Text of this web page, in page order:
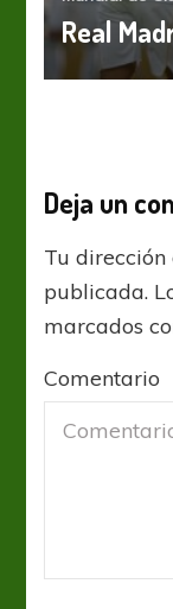
Real
Deja un
Tu dirección
publicada.
marcados
Comentario